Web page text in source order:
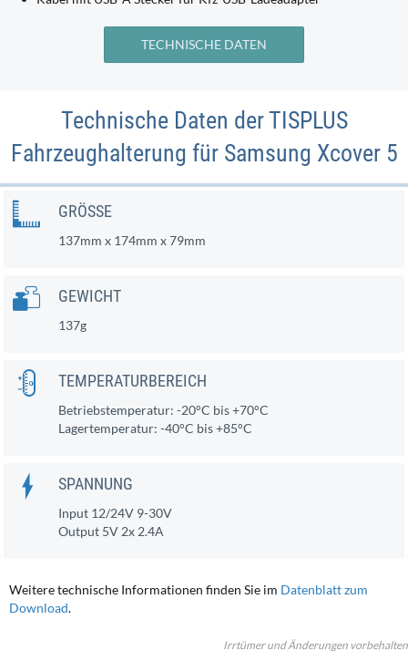
TECHNISCHE DATEN
Technische Daten der TISPLUS
Fahrzeughalterung für Samsung Xcover 5
GRÖSSE
137mm x 174mm x 79mm
GEWICHT
137g
TEMPERATURBEREICH
Betriebstemperatur: -20°C bis +70°C
Lagertemperatur: -40°C bis +85°C
SPANNUNG
Input 12/24V 9-30V
Output 5V 2x 2.4A
Weitere technische Informationen finden Sie im Datenblatt zum
Download.
Irrtümer und Änderungen vorbehalten